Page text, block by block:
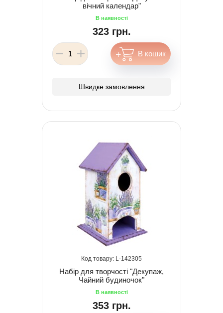
вічний календар"
323 грн.
Швидке замовлення
142305
Набір для творчості "Декупаж,
Чайний будиночок"
353 грн.